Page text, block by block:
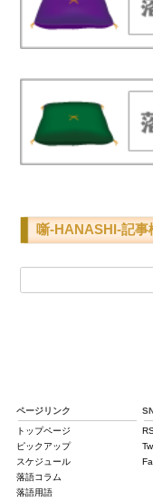
噺-HANASHI-記事
ページリンク
トップページ
ピックアップ
スケジュール
落語コラム
落語用語